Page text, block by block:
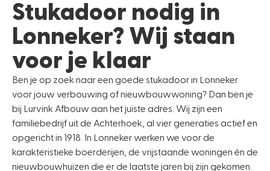
Stukadoor nodig in
Lonneker? Wij staan
voor je klaar
Ben je op zoek naar een goede stukadoor in Lonneker
voor jouw verbouwing of nieuwbouwwoning? Dan ben je
bij Lurvink Afbouw aan het juiste adres. Wij zijn een
familiebedrijf uit de Achterhoek, al vier generaties actief en
opgericht in 1918. In Lonneker werken we voor de
karakteristieke boerderijen, de vrijstaande woningen én de
nieuwbouwhuizen die er de laatste jaren bij zijn gekomen.